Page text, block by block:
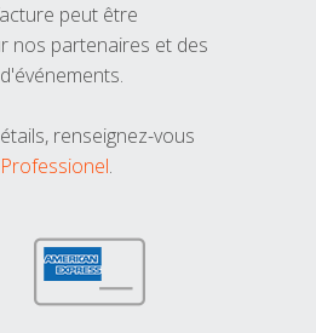
peut être
nos partenaires et des
renseignez-vous
.